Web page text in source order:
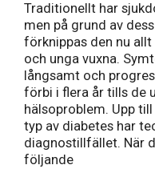
Traditionellt har
men på grund av
förknippas den nu
och unga vuxna.
långsamt och
förbi i flera år tills de
hälsoproblem. Upp
typ av diabetes har
diagnostillfället. När
följande